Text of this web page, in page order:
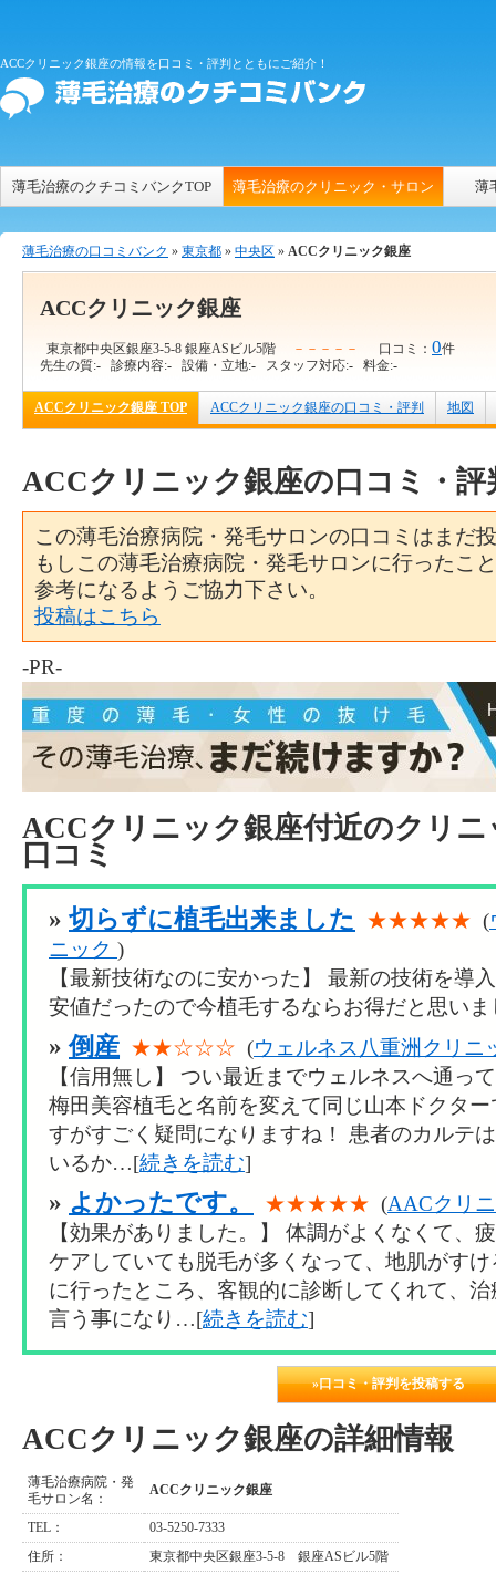
ACCクリニック銀座の情報を口コミ・評判とともにご紹介！
薄毛治療のクチコミバンクTOP 薄毛治療のクリニック・サロン 薄
薄毛治療の口コミバンク » 東京都 » 中央区 » ACCクリニック銀座
ACCクリニック銀座
東京都中央区銀座3-5-8 銀座ASビル5階 －－－－－ 口コミ： 0件
先生の質:- 診療内容:- 設備・立地:- スタッフ対応:- 料金:-
ACCクリニック銀座 TOP ACCクリニック銀座の口コミ・評判 地図
ACCクリニック銀座の口コミ・評
この薄毛治療病院・発毛サロンの口コミはまだ
もしこの薄毛治療病院・発毛サロンに行ったこ
参考になるようご協力下さい。
投稿はこちら
-PR-
ACCクリニック銀座付近のクリ
口コミ
» 切らずに植毛出来ました ★★★★★ (
ニック )
【最新技術なのに安かった】 最新の技術を導
安値だったので今植毛するならお得だと思い
»倒産 ★★☆☆☆ (ウェルネス八重洲クリニ
【信用無し】 つい最近までウェルネスへ通っ
梅田美容植毛と名前を変えて同じ山本ドクタ
すがすごく疑問になりますね！ 患者のカルテ
いるか…[続きを読む]
» よかったです。 ★★★★★ (AACクリ
【効果がありました。】 体調がよくなくて、
ケアしていても脱毛が多くなって、地肌がす
に行ったところ、客観的に診断してくれて、
言う事になり…[続きを読む]
»口コミ・評判を投稿する
ACCクリニック銀座の詳細情報
薄毛治療病院・発
毛サロン名：
ACCクリニック銀座
TEL：
03-5250-7333
住所：
東京都中央区銀座3-5-8 銀座ASビル5階